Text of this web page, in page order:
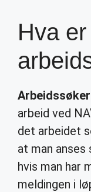
Hva
arbeid ved
det arbeidet
at man anses
hvis man har
meldingen i